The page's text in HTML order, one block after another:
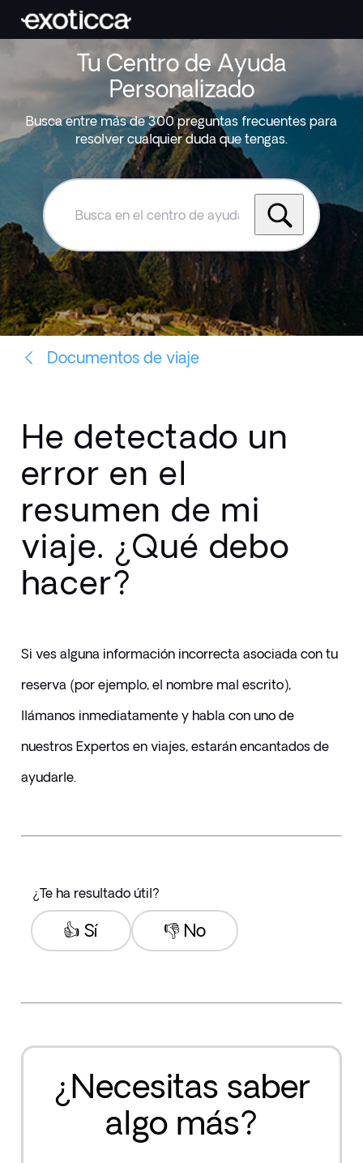
Tu Centro de Ayuda
Personalizado
Busca entre más de 300 preguntas frecuentes para
resolver cualquier duda que tengas.
Busca
el
centro
de
ayuda
de
Exoticca
Documentos de viaje
He detectado un
error en el
resumen de mi
viaje. ¿Qué debo
hacer?
Si ves alguna información incorrecta asociada con tu
reserva (por ejemplo, el nombre mal escrito),
llámanos inmediatamente y habla con uno de
nuestros Expertos en viajes, estarán encantados de
ayudarle.
¿Te ha resultado útil?
👎 No
👍 Sí
¿Necesitas saber
algo más?